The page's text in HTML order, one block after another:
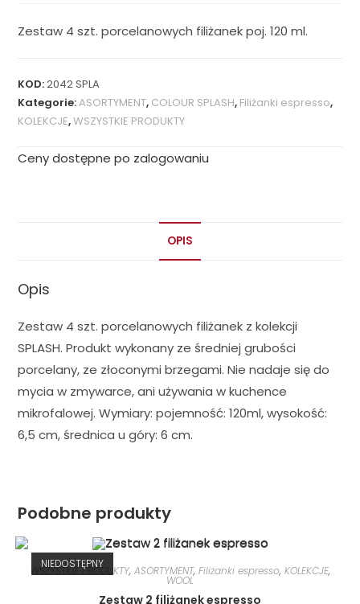
Zestaw 4 szt. porcelanowych filiżanek poj. 120 ml.
KOD:2042 SPLA
Kategorie:ASORTYMENT, COLOUR SPLASH, Filiżanki espresso,
KOLEKCJE,WSZYSTKIE PRODUKTY
Ceny dostępne po zalogowaniu
OPIS
Opis
Zestaw 4 szt. porcelanowych filiżanek z kolekcji
SPLASH. Produkt wykonany ze średniej grubości
porcelany, ze złoconymi brzegami. Nie nadaje się do
mycia w zmywarce, ani używania w kuchence
mikrofalowej. Wymiary: pojemność: 120ml, wysokość:
6,5 cm, średnica u góry: 6 cm.
Podobne produkty
NIEDOSTĘPNY
WSZYSTKIE PRODUKTY, ASORTYMENT, Filiżanki espresso, KOLEKCJE,
WOOL
Zestaw 2 filiżanek espresso